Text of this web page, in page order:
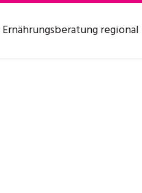
Ernährungsberatung regional